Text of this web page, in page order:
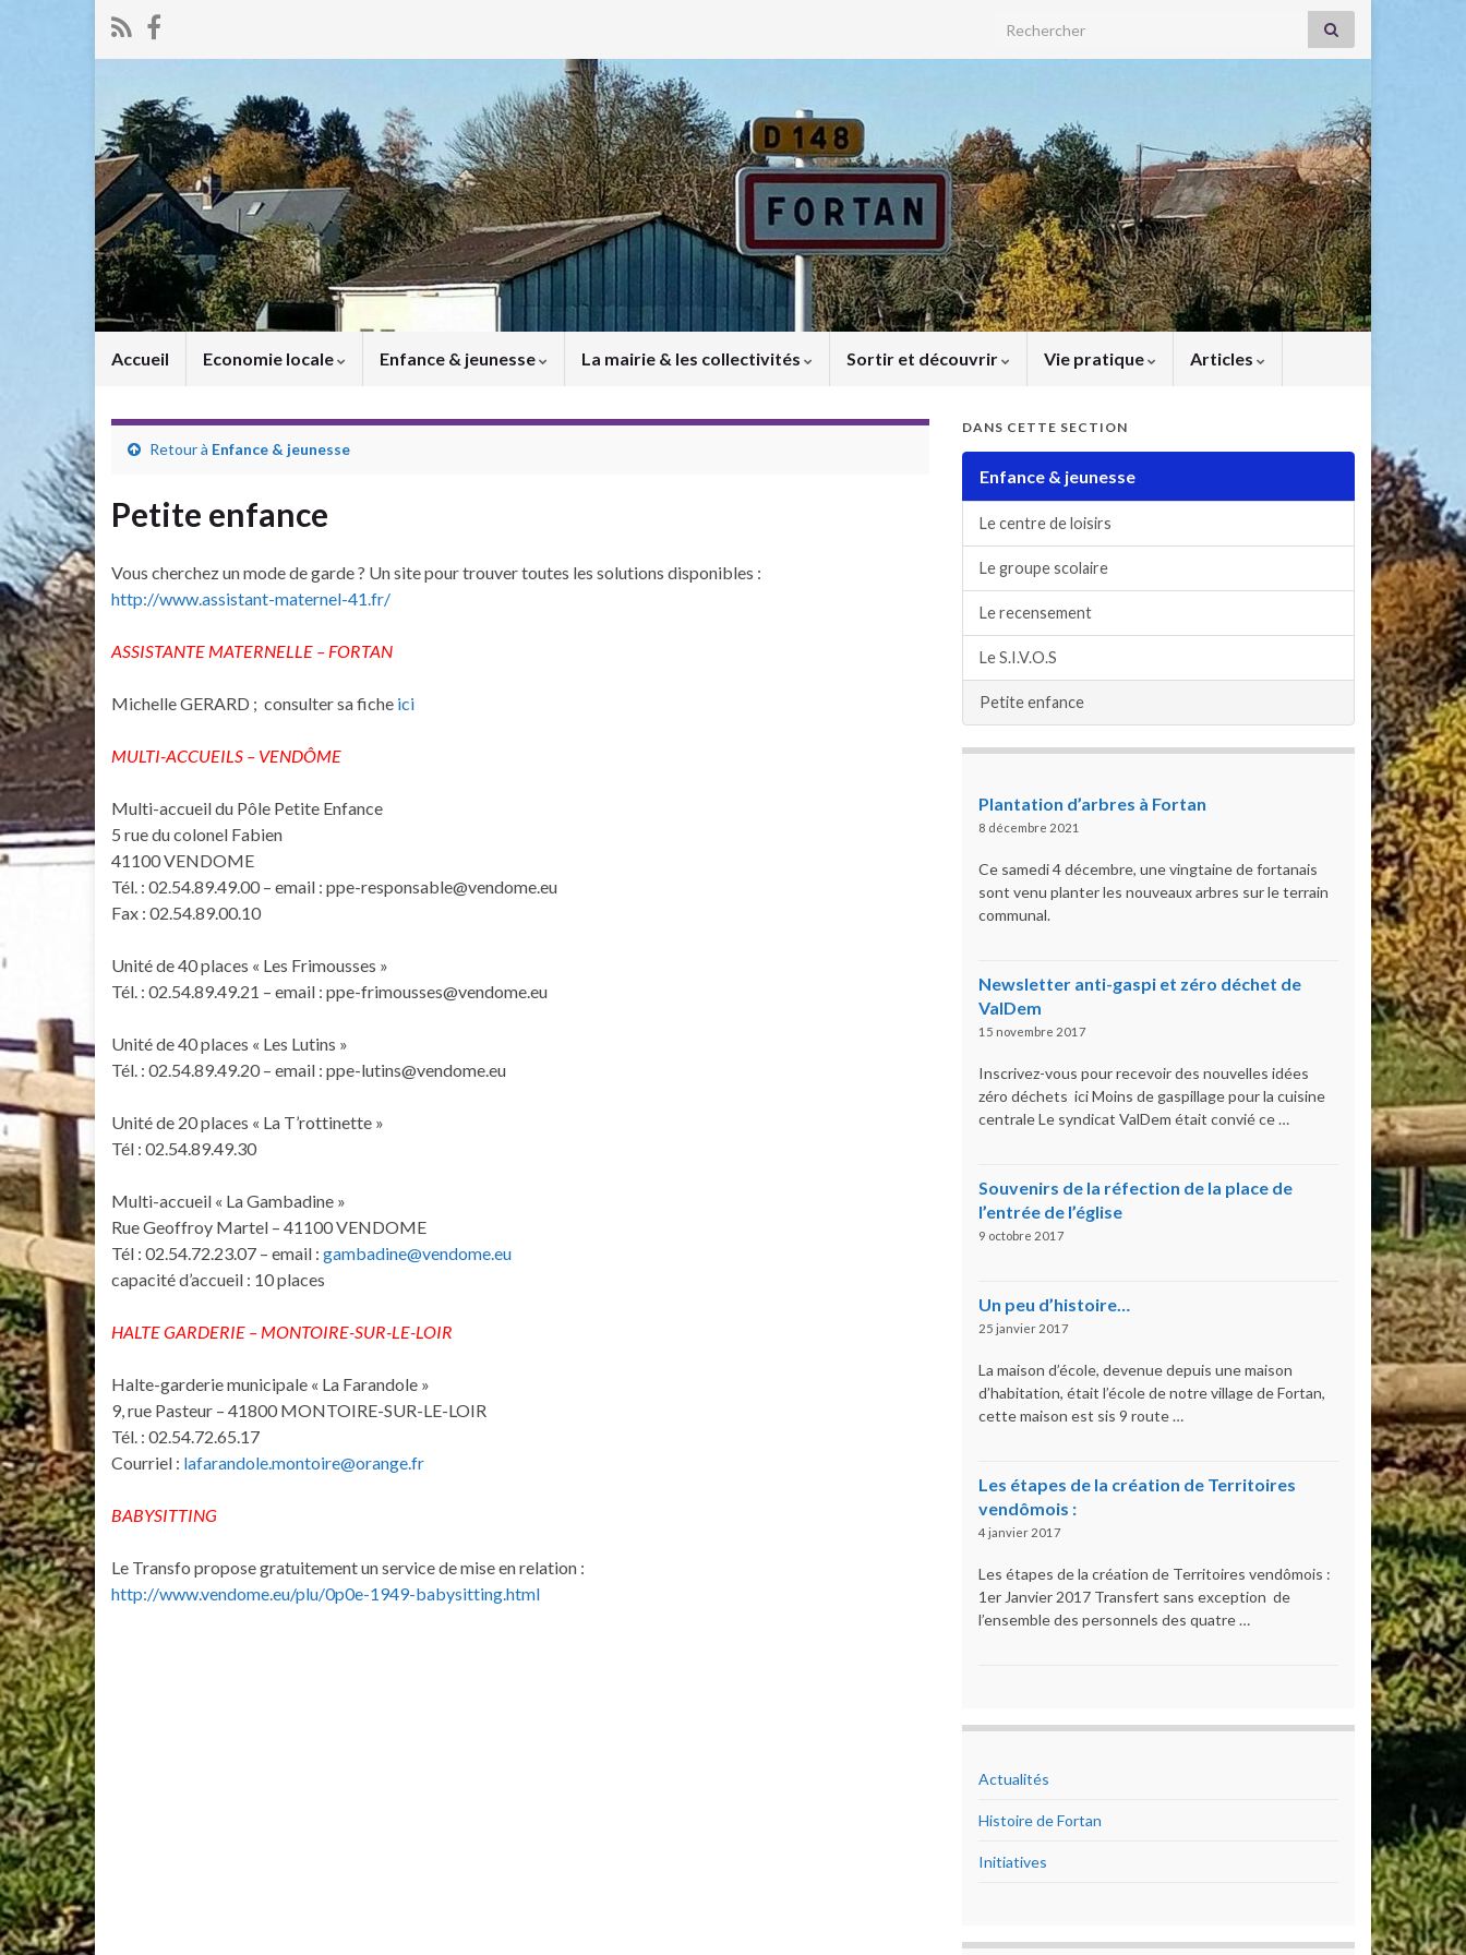
Search for:
Accueil Economie locale Enfance & jeunesse La mairie & les collectivités Sortir et découvrir Vie pratique Articles
Retour à Enfance & jeunesse
Petite enfance
Vous cherchez un mode de garde ? Un site pour trouver toutes les solutions disponibles :
http://www.assistant-maternel-41.fr/
ASSISTANTE MATERNELLE – FORTAN
Michelle GERARD ; consulter sa fiche ici
MULTI-ACCUEILS – VENDÔME
Multi-accueil du Pôle Petite Enfance
5 rue du colonel Fabien
41100 VENDOME
Tél. : 02.54.89.49.00 – email : ppe-responsable@vendome.eu
Fax : 02.54.89.00.10
Unité de 40 places « Les Frimousses »
Tél. : 02.54.89.49.21 – email : ppe-frimousses@vendome.eu
Unité de 40 places « Les Lutins »
Tél. : 02.54.89.49.20 – email : ppe-lutins@vendome.eu
Unité de 20 places « La T’rottinette »
Tél : 02.54.89.49.30
Multi-accueil « La Gambadine »
Rue Geoffroy Martel – 41100 VENDOME
Tél : 02.54.72.23.07 – email : gambadine@vendome.eu
capacité d’accueil : 10 places
HALTE GARDERIE – MONTOIRE-SUR-LE-LOIR
Halte-garderie municipale « La Farandole »
9, rue Pasteur – 41800 MONTOIRE-SUR-LE-LOIR
Tél. : 02.54.72.65.17
Courriel : lafarandole.montoire@orange.fr
BABYSITTING
Le Transfo propose gratuitement un service de mise en relation :
http://www.vendome.eu/plu/0p0e-1949-babysitting.html
DANS CETTE SECTION
Enfance & jeunesse
Le centre de loisirs
Le groupe scolaire
Le recensement
Le S.I.V.O.S
Petite enfance
Plantation d’arbres à Fortan
8 décembre 2021
Ce samedi 4 décembre, une vingtaine de fortanais
sont venu planter les nouveaux arbres sur le terrain
communal.
Newsletter anti-gaspi et zéro déchet de
ValDem
15 novembre 2017
Inscrivez-vous pour recevoir des nouvelles idées
zéro déchets ici Moins de gaspillage pour la cuisine
centrale Le syndicat ValDem était convié ce …
Souvenirs de la réfection de la place de
l’entrée de l’église
9 octobre 2017
Un peu d’histoire…
25 janvier 2017
La maison d’école, devenue depuis une maison
d’habitation, était l’école de notre village de Fortan,
cette maison est sis 9 route …
Les étapes de la création de Territoires
vendômois :
4 janvier 2017
Les étapes de la création de Territoires vendômois :
1er Janvier 2017 Transfert sans exception de
l’ensemble des personnels des quatre …
Actualités
Histoire de Fortan
Initiatives